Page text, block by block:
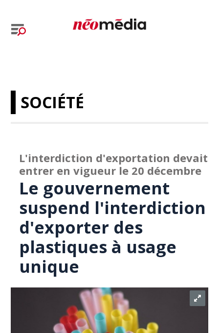
SOCIÉTÉ
L'interdiction d'exportation devait
entrer en vigueur le 20 décembre
Le gouvernement
suspend l'interdiction
d'exporter des
plastiques à usage
unique